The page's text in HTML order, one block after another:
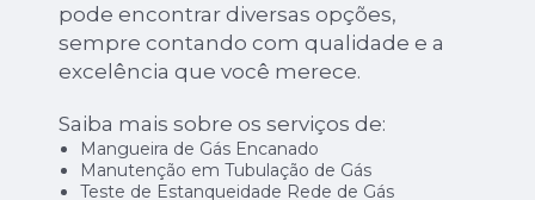
pode encontrar diversas opções,
sempre contando com qualidade e a
excelência que você merece.
Saiba mais sobre os serviços de:
Mangueira de Gás Encanado
Manutenção em Tubulação de Gás
Teste de Estanqueidade Rede de Gás